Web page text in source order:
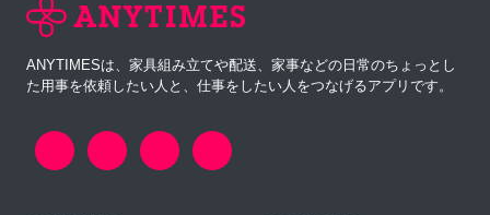
ANYTIMESは、家具組み立てや配送、家事などの日常のちょっとし
た用事を依頼したい人と、仕事をしたい人をつなげるアプリです。